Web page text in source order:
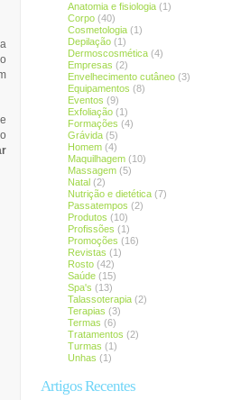
Anatomia e fisiologia(1)
Corpo(40)
Cosmetologia(1)
Depilação(1)
Dermoscosmética(4)
Empresas (2)
Envelhecimento cutâneo(3)
Equipamentos (8)
Eventos (9)
Exfoliação(1)
Formações (4)
Grávida(5)
Homem(4)
Maquilhagem(10)
Massagem(5)
Natal(2)
Nutrição e dietética(7)
Passatempos (2)
Produtos (10)
Profissões (1)
Promoções (16)
Revistas (1)
Rosto(42)
Saúde(15)
Spa's (13)
Talassoterapia(2)
Terapias (3)
Termas (6)
Tratamentos (2)
Turmas (1)
Unhas (1)
Artigos Recentes